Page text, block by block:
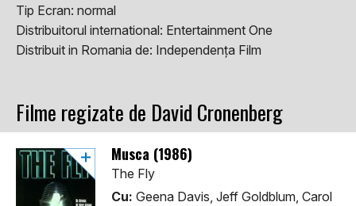
Tip Ecran: normal
Distribuitorul international: Entertainment One
Distribuit in Romania de: Independența Film
Filme regizate de David Cronenberg
Musca (1986)
The Fly
Cu: Geena Davis, Jeff Goldblum, Carol